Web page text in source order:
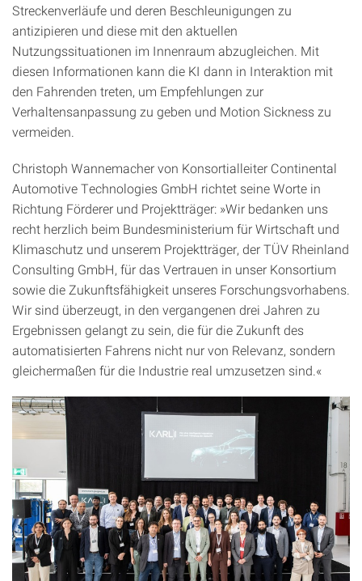
Streckenverläufe und deren Beschleunigungen zu
antizipieren und diese mit den aktuellen
Nutzungssituationen im Innenraum abzugleichen. Mit
diesen Informationen kann die KI dann in Interaktion mit
den Fahrenden treten, um Empfehlungen zur
Verhaltensanpassung zu geben und Motion Sickness zu
vermeiden.
Christoph Wannemacher von Konsortialleiter Continental
Automotive Technologies GmbH richtet seine Worte in
Richtung Förderer und Projektträger: »Wir bedanken uns
recht herzlich beim Bundesministerium für Wirtschaft und
Klimaschutz und unserem Projektträger, der TÜV Rheinland
Consulting GmbH, für das Vertrauen in unser Konsortium
sowie die Zukunftsfähigkeit unseres Forschungsvorhabens.
Wir sind überzeugt, in den vergangenen drei Jahren zu
Ergebnissen gelangt zu sein, die für die Zukunft des
automatisierten Fahrens nicht nur von Relevanz, sondern
gleichermaßen für die Industrie real umzusetzen sind.«